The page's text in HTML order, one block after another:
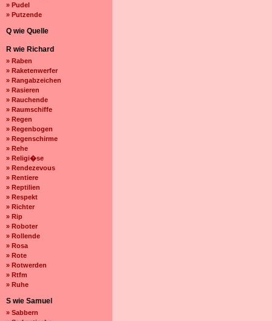
» Pudel
» Putzende
Q wie Quelle
R wie Richard
» Raben
» Raketenwerfer
» Rangabzeichen
» Rasieren
» Rauchende
» Raumschiffe
» Regen
» Regenbogen
» Regenschirme
» Rehe
» Religi�se
» Rendezevous
» Rentiere
» Reptilien
» Respekt
» Richter
» Rip
» Roboter
» Rollende
» Rosa
» Rote
» Rotwerden
» Rtfm
» Ruhe
S wie Samuel
» Sabbern